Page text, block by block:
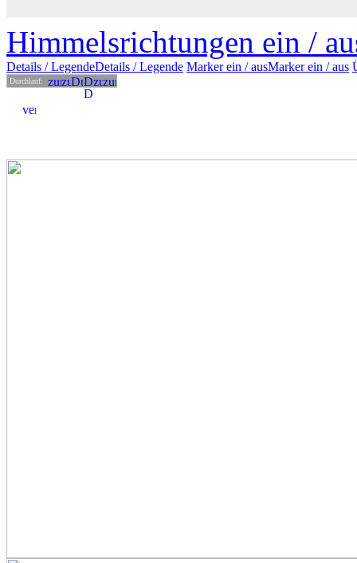
Himmelsrichtungen ein /
Details / LegendeDetails /Legende Marker ein /ausMarkerein / aus
Durchlauf: